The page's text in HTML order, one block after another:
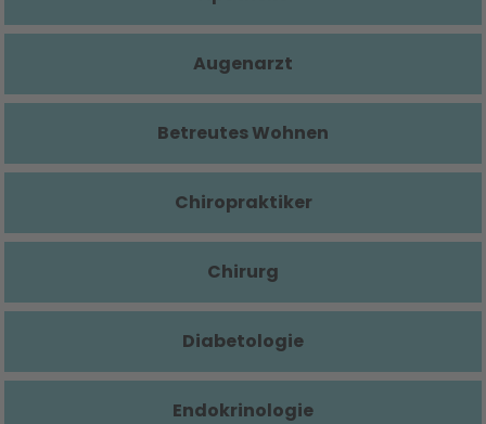
Augenarzt
Betreutes Wohnen
Chiropraktiker
Chirurg
Diabetologie
Endokrinologie